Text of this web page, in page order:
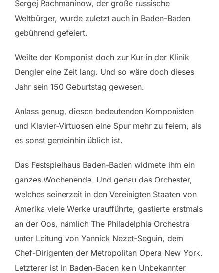
Sergej Rachmaninow, der große russische
Weltbürger, wurde zuletzt auch in Baden-Baden
gebührend gefeiert.
Weilte der Komponist doch zur Kur in der Klinik
Dengler eine Zeit lang. Und so wäre doch dieses
Jahr sein 150 Geburtstag gewesen.
Anlass genug, diesen bedeutenden Komponisten
und Klavier-Virtuosen eine Spur mehr zu feiern, als
es sonst gemeinhin üblich ist.
Das Festspielhaus Baden-Baden widmete ihm ein
ganzes Wochenende. Und genau das Orchester,
welches seinerzeit in den Vereinigten Staaten von
Amerika viele Werke uraufführte, gastierte erstmals
an der Oos, nämlich The Philadelphia Orchestra
unter Leitung von Yannick Nezet-Seguin, dem
Chef-Dirigenten der Metropolitan Opera New York.
Letzterer ist in Baden-Baden kein Unbekannter